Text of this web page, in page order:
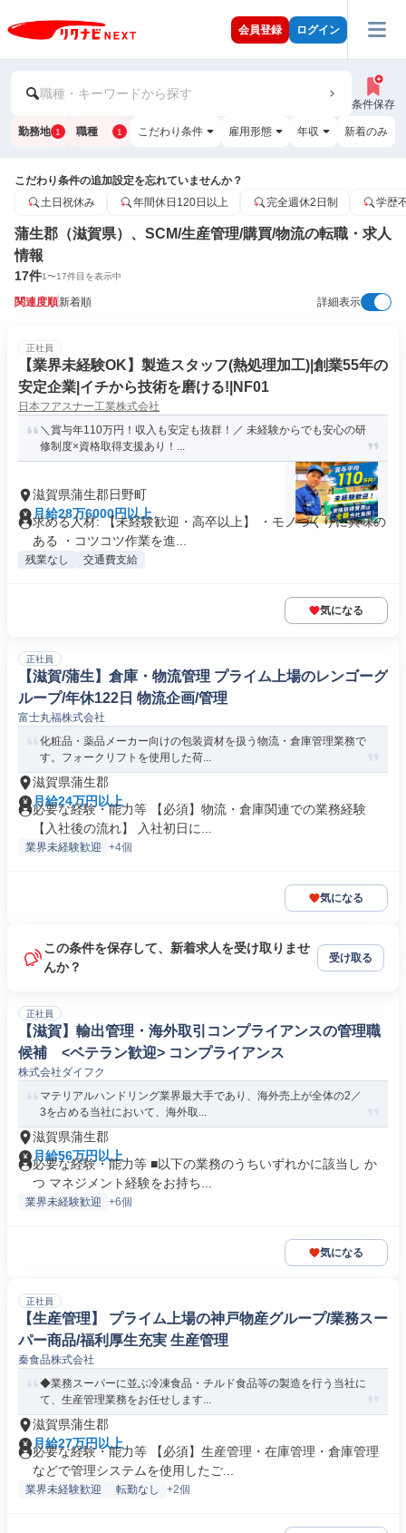
会員登録 ログイン
職種・キーワードから探す
条件保存
勤務地 1 職種 1 こだわり条件 雇用形態 年収 新着のみ
こだわり条件の追加設定を忘れていませんか？
土日祝休み
年間休日120日以上 完全週休2日制 学歴
蒲生郡（滋賀県）、SCM/生産管理/購買/物流の転職・求人
情報
17件1〜17件目を表示中
関連度順新着順 詳細表示
正社員
【業界未経験OK】製造スタッフ(熱処理加工)|創業55年の
安定企業|イチから技術を磨ける!|NF01
日本フアスナー工業株式会社
＼賞与年110万円！収入も安定も抜群！／ 未経験からでも安心の研
修制度×資格取得支援あり！...
滋賀県蒲生郡日野町
月給28万6000円以上
求める人材: 【未経験歓迎・高卒以上】 ・モノづくりに興味の
ある ・コツコツ作業を進...
残業なし 交通費支給
気になる
正社員
【滋賀/蒲生】倉庫・物流管理 プライム上場のレンゴーグ
ループ/年休122日 物流企画/管理
富士丸福株式会社
化粧品・薬品メーカー向けの包装資材を扱う物流・倉庫管理業務で
す。フォークリフトを使用した荷...
滋賀県蒲生郡
月給24万円以上
必要な経験・能力等 【必須】物流・倉庫関連での業務経験
【入社後の流れ】 入社初日に...
業界未経験歓迎 +4個
気になる
この条件を保存して、新着求人を受け取りませ
んか？
受け取る
正社員
【滋賀】輸出管理・海外取引コンプライアンスの管理職
候補 <ベテラン歓迎> コンプライアンス
株式会社ダイフク
マテリアルハンドリング業界最大手であり、海外売上が全体の2／
3を占める当社において、海外取...
滋賀県蒲生郡
月給56万円以上
必要な経験・能力等 ■以下の業務のうちいずれかに該当し か
つ マネジメント経験をお持ち...
業界未経験歓迎 +6個
気になる
正社員
【生産管理】 プライム上場の神戸物産グループ/業務スー
パー商品/福利厚生充実 生産管理
秦食品株式会社
◆業務スーパーに並ぶ冷凍食品・チルド食品等の製造を行う当社に
て、生産管理業務をお任せします...
滋賀県蒲生郡
月給27万円以上
必要な経験・能力等 【必須】生産管理・在庫管理・倉庫管理
などで管理システムを使用したご...
業界未経験歓迎 転勤なし +2個